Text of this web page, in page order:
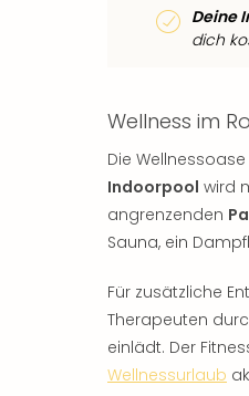
Deine
dich
Wellness im
Die
Indoorpool wird
angrenzenden
Sauna, ein
Für zusätzliche
Therapeuten
einlädt. Der
Wellnessurlaub